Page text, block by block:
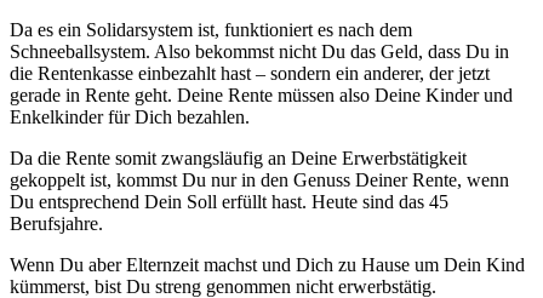
Da es ein Solidarsystem ist, funktioniert es nach dem
Schneeballsystem. Also bekommst nicht Du das Geld, dass Du in
die Rentenkasse einbezahlt hast – sondern ein anderer, der jetzt
gerade in Rente geht. Deine Rente müssen also Deine Kinder und
Enkelkinder für Dich bezahlen.
Da die Rente somit zwangsläufig an Deine Erwerbstätigkeit
gekoppelt ist, kommst Du nur in den Genuss Deiner Rente, wenn
Du entsprechend Dein Soll erfüllt hast. Heute sind das 45
Berufsjahre.
Wenn Du aber Elternzeit machst und Dich zu Hause um Dein Kind
kümmerst, bist Du streng genommen nicht erwerbstätig.